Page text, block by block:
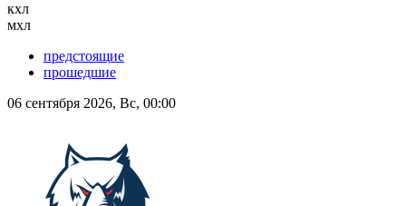
кхл
мхл
предстоящие
прошедшие
06 сентября 2026, Вс, 00:00